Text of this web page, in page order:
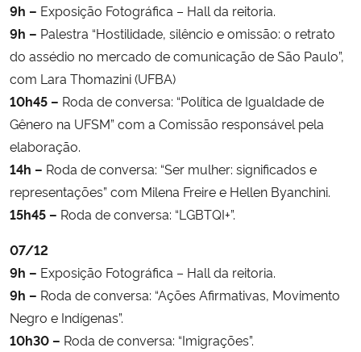
Planalto
9h – Exposição Fotográfica – Hall da reitoria.
9h – Palestra “Hostilidade, silêncio e omissão: o retrato
do assédio no mercado de comunicação de São Paulo”,
com Lara Thomazini (UFBA)
10h45 – Roda de conversa: “Política de Igualdade de
Gênero na UFSM” com a Comissão responsável pela
elaboração.
14h – Roda de conversa: “Ser mulher: significados e
representações” com Milena Freire e Hellen Byanchini.
15h45 – Roda de conversa: “LGBTQI+”.
07/12
9h – Exposição Fotográfica – Hall da reitoria.
9h – Roda de conversa: “Ações Afirmativas, Movimento
Negro e Indígenas”.
10h30 – Roda de conversa: “Imigrações”.